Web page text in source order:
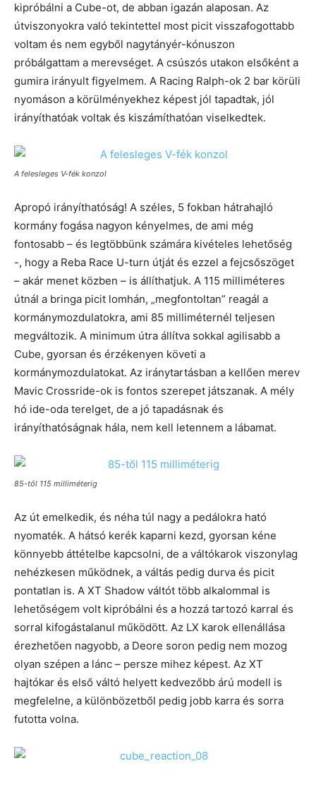
kipróbálni a Cube-ot, de abban igazán alaposan. Az
útviszonyokra való tekintettel most picit visszafogottabb
voltam és nem egyből nagytányér-kónuszon
próbálgattam a merevséget. A csúszós utakon elsőként a
gumira irányult figyelmem. A Racing Ralph-ok 2 bar körüli
nyomáson a körülményekhez képest jól tapadtak, jól
irányíthatóak voltak és kiszámíthatóan viselkedtek.
A felesleges V-fék konzol
Apropó irányíthatóság! A széles, 5 fokban hátrahajló
kormány fogása nagyon kényelmes, de ami még
fontosabb – és legtöbbünk számára kivételes lehetőség
-, hogy a Reba Race U-turn útját és ezzel a fejcsőszöget
– akár menet közben – is állíthatjuk. A 115 milliméteres
útnál a bringa picit lomhán, „megfontoltan” reagál a
kormánymozdulatokra, ami 85 milliméternél teljesen
megváltozik. A minimum útra állítva sokkal agilisabb a
Cube, gyorsan és érzékenyen követi a
kormánymozdulatokat. Az iránytartásban a kellően merev
Mavic Crossride-ok is fontos szerepet játszanak. A mély
hó ide-oda terelget, de a jó tapadásnak és
irányíthatóságnak hála, nem kell letennem a lábamat.
85-től 115 milliméterig
Az út emelkedik, és néha túl nagy a pedálokra ható
nyomaték. A hátsó kerék kaparni kezd, gyorsan kéne
könnyebb áttételbe kapcsolni, de a váltókarok viszonylag
nehézkesen működnek, a váltás pedig durva és picit
pontatlan is. A XT Shadow váltót több alkalommal is
lehetőségem volt kipróbálni és a hozzá tartozó karral és
sorral kifogástalanul működött. Az LX karok ellenállása
érezhetően nagyobb, a Deore soron pedig nem mozog
olyan szépen a lánc – persze mihez képest. Az XT
hajtókar és első váltó helyett kedvezőbb árú modell is
megfelelne, a különbözetből pedig jobb karra és sorra
futotta volna.